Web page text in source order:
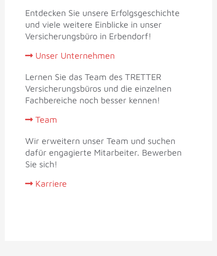
Entdecken Sie unsere Erfolgsgeschichte
und viele weitere Einblicke in unser
Versicherungsbüro in Erbendorf!
Unser Unternehmen
Lernen Sie das Team des TRETTER
Versicherungsbüros und die einzelnen
Fachbereiche noch besser kennen!
Team
Wir erweitern unser Team und suchen
dafür engagierte Mitarbeiter. Bewerben
Sie sich!
Karriere